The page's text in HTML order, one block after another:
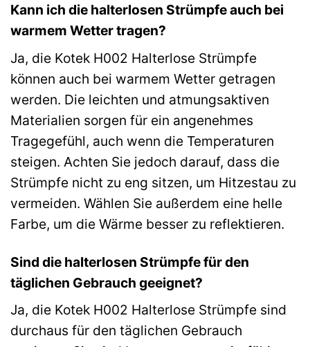
Kann ich die halterlosen Strümpfe auch bei
warmem Wetter tragen?
Ja, die Kotek H002 Halterlose Strümpfe
können auch bei warmem Wetter getragen
werden. Die leichten und atmungsaktiven
Materialien sorgen für ein angenehmes
Tragegefühl, auch wenn die Temperaturen
steigen. Achten Sie jedoch darauf, dass die
Strümpfe nicht zu eng sitzen, um Hitzestau zu
vermeiden. Wählen Sie außerdem eine helle
Farbe, um die Wärme besser zu reflektieren.
Sind die halterlosen Strümpfe für den
täglichen Gebrauch geeignet?
Ja, die Kotek H002 Halterlose Strümpfe sind
durchaus für den täglichen Gebrauch